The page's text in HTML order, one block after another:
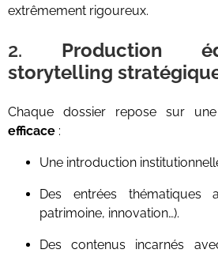
extrêmement rigoureux.
2. Production
storytelling
Chaque dossier repose sur une
efficace :
Une introduction
Des entrées thématiques
patrimoine, innovation…).
Des contenus incarnés